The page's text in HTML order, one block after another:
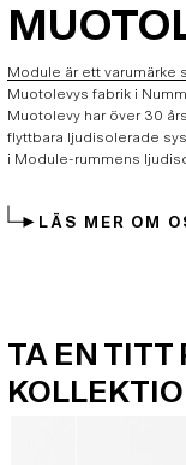
Module är ett varumärke
Muotolevys fabrik i
Muotolevy har över 30
flyttbara ljudisolerade
i Module-rummens
LÄS MER OM
TA EN TITT